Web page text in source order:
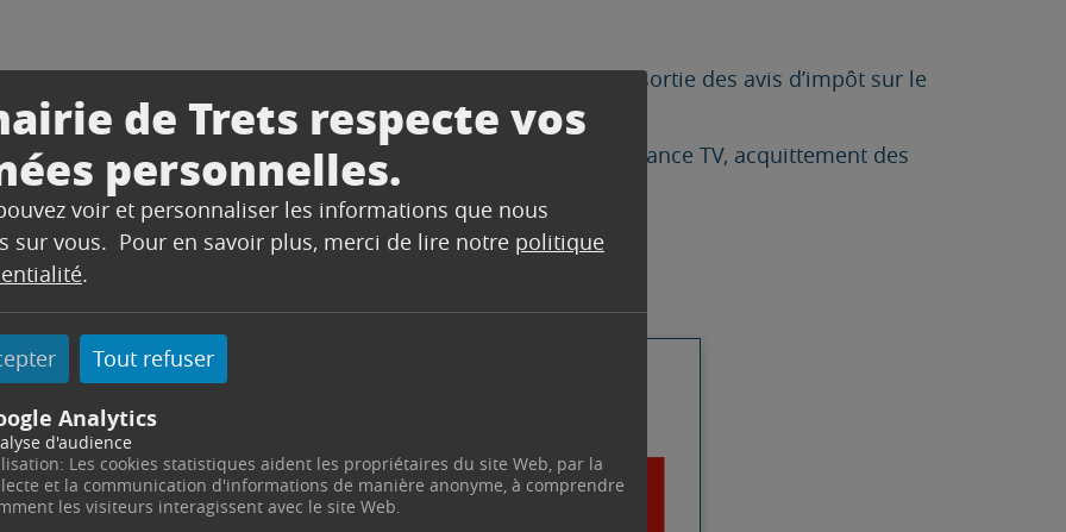
de Trets respecte vos
personnelles.
voir et personnaliser les informations que nous
sur vous. Pour en savoir plus, merci de lire notre politique
.
Tout refuser
Analytics
d'audience
Les cookies statistiques aident les propriétaires du site Web, par la
et la communication d'informations de manière anonyme, à comprendre
les visiteurs interagissent avec le site Web.
à partir de 13h30, une campagne d’information suite à la sortie des avis d’impôt sur le
Services, rue Féraud.
à différentes interrogations (prélèvement à la source, redevance TV, acquittement des
ou 04.42.61.23.49
SERVICES
4 Cours Esquiros13530